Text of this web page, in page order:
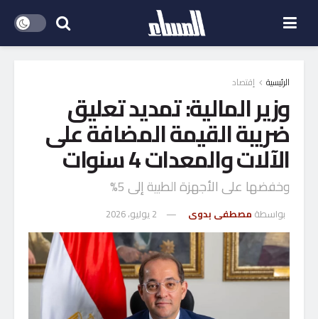
الرئيسية إقتصاد
وزير المالية: تمديد تعليق
ضريبة القيمة المضافة على
الآلات والمعدات 4 سنوات
وخفضها على الأجهزة الطبية إلى 5%
بواسطة مصطفى بدوى 2 يوليو، 2026